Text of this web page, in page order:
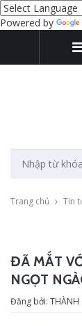
Powered by
Trang chủ Tin
ĐÃ MẮT
NGỌT
Đăng bởi: THÀNH